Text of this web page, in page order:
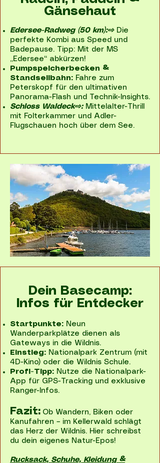
Gänsehaut
Edersee-Radweg (50 km):⇨Die
perfekte Kombi aus Speed und
Badepause. Tipp: Mit der MS
„Edersee“ abkürzen!
Pumpspeicherbecken &
Standseilbahn: Fahre zum
Peterskopf für den ultimativen
Panorama-Flash und Technik-Insights.
Schloss Waldeck⇨:Mittelalter-Thrill
mit Folterkammer und Adler-
Flugschauen hoch über dem See.
Dein Basecamp:
Infos für Entdecker
Startpunkte: Neun
Wanderparkplätze dienen als
Gateways in die Wildnis.
Einstieg: Nationalpark Zentrum (mit
4D-Kino) oder die Wildnis Schule.
Profi-Tipp: Nutze die Nationalpark-
App für GPS-Tracking und exklusive
Ranger-Infos.
Fazit: Ob Wandern, Biken oder
Kanufahren – im Kellerwald schlägt
das Herz der Wildnis. Hier schreibst
du dein eigenes Natur-Epos!
Rucksack, Schuhe, Kleidung &